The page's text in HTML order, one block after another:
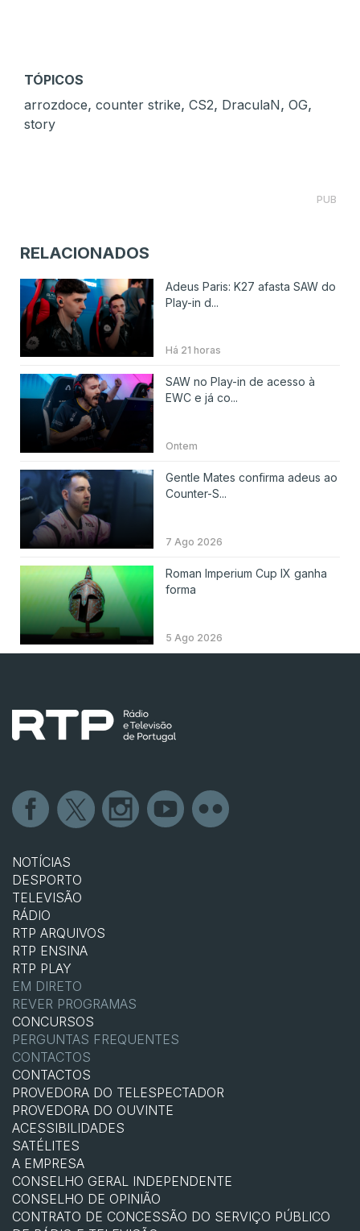
TÓPICOS
arrozdoce, counter strike, CS2, DraculaN, OG,
story
PUB
RELACIONADOS
Adeus Paris: K27 afasta SAW do
Play-in d...
Há 21 horas
SAW no Play-in de acesso à
EWC e já co...
Ontem
Gentle Mates confirma adeus ao
Counter-S...
7 Ago 2026
Roman Imperium Cup IX ganha
forma
5 Ago 2026
NOTÍCIAS
DESPORTO
TELEVISÃO
RÁDIO
RTP ARQUIVOS
RTP ENSINA
RTP PLAY
EM DIRETO
REVER PROGRAMAS
CONCURSOS
PERGUNTAS FREQUENTES
CONTACTOS
CONTACTOS
PROVEDORA DO TELESPECTADOR
PROVEDORA DO OUVINTE
ACESSIBILIDADES
SATÉLITES
A EMPRESA
CONSELHO GERAL INDEPENDENTE
CONSELHO DE OPINIÃO
CONTRATO DE CONCESSÃO DO SERVIÇO PÚBLICO